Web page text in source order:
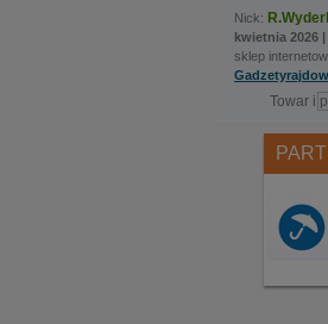
Nick:
kwietnia 2026 |
sklep
Towar i